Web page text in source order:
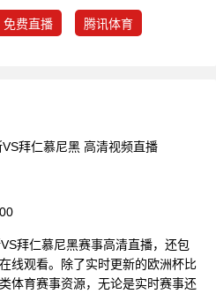
免费直播 腾讯体育
拜仁慕尼黑 高清视频直播
拜仁慕尼黑赛事高清直播，还包
线观看。除了实时更新的欧洲杯比
体育赛事资源，无论是实时赛事还